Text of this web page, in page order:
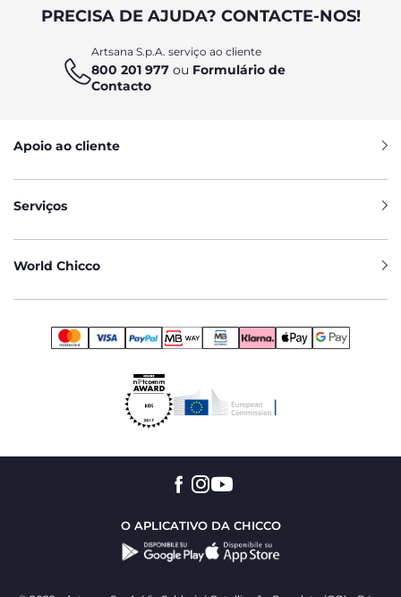
PRECISA DE AJUDA? CONTACTE-NOS!
Artsana S.p.A. serviço ao cliente
800 201 977 ou Formulário de
Contacto
Apoio ao cliente
Serviços
World Chicco
O APLICATIVO DA CHICCO